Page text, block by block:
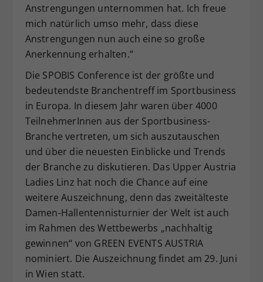
Anstrengungen unternommen hat. Ich freue
mich natürlich umso mehr, dass diese
Anstrengungen nun auch eine so große
Anerkennung erhalten.“
Die SPOBIS Conference ist der größte und
bedeutendste Branchentreff im Sportbusiness
in Europa. In diesem Jahr waren über 4000
TeilnehmerInnen aus der Sportbusiness-
Branche vertreten, um sich auszutauschen
und über die neuesten Einblicke und Trends
der Branche zu diskutieren. Das Upper Austria
Ladies Linz hat noch die Chance auf eine
weitere Auszeichnung, denn das zweitälteste
Damen-Hallentennisturnier der Welt ist auch
im Rahmen des Wettbewerbs „nachhaltig
gewinnen“ von GREEN EVENTS AUSTRIA
nominiert. Die Auszeichnung findet am 29. Juni
in Wien statt.